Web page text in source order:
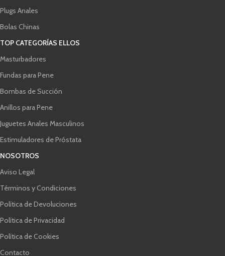
Plugs Anales
Bolas Chinas
TOP CATEGORÍAS ELLOS
Masturbadores
Fundas para Pene
Bombas de Succión
Anillos para Pene
Juguetes Anales Masculinos
Estimuladores de Próstata
NOSOTROS
Aviso Legal
Términos y Condiciones
Política de Devoluciones
Política de Privacidad
Política de Cookies
Contacto